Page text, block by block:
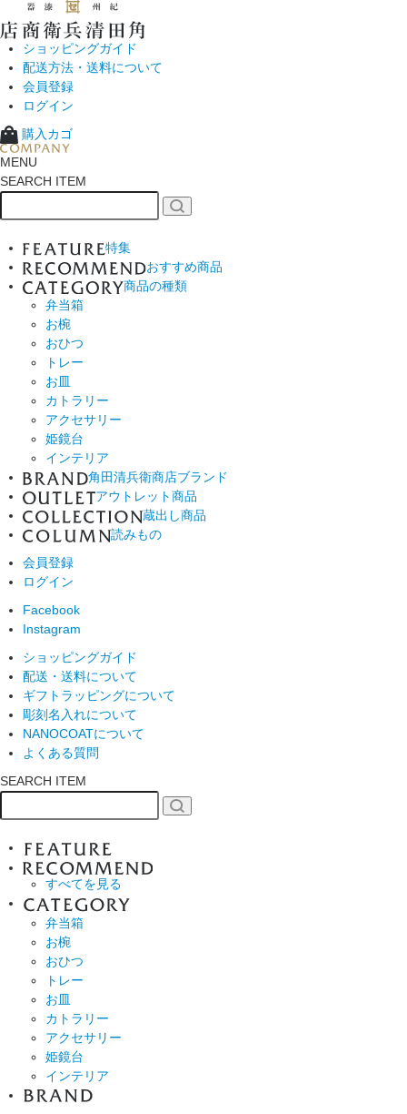
ショッピングガイド
配送方法・送料について
会員登録
ログイン
購入カゴ
MENU
SEARCH ITEM
特集
おすすめ商品
商品の種類
弁当箱
お椀
おひつ
トレー
お皿
カトラリー
アクセサリー
姫鏡台
インテリア
角田清兵衛商店ブランド
アウトレット商品
蔵出し商品
読みもの
会員登録
ログイン
Facebook
Instagram
ショッピングガイド
配送・送料について
ギフトラッピングについて
彫刻名入れについて
NANOCOATについて
よくある質問
SEARCH ITEM
すべてを見る
弁当箱
お椀
おひつ
トレー
お皿
カトラリー
アクセサリー
姫鏡台
インテリア